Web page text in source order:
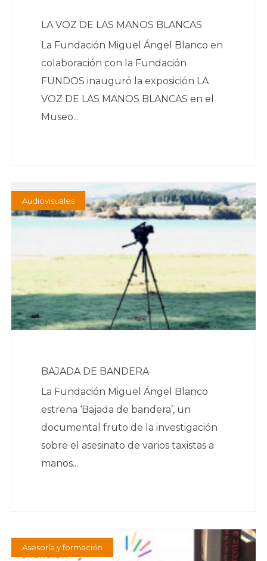
LA VOZ DE LAS MANOS BLANCAS
La Fundación Miguel Ángel Blanco en
colaboración con la Fundación
FUNDOS inauguró la exposición LA
VOZ DE LAS MANOS BLANCAS en el
Museo...
Audiovisuales
BAJADA DE BANDERA
La Fundación Miguel Ángel Blanco
estrena ‘Bajada de bandera’, un
documental fruto de la investigación
sobre el asesinato de varios taxistas a
manos...
Asesoría y formación